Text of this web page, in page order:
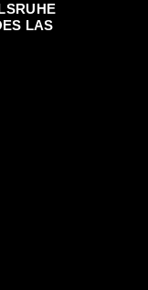
LAS